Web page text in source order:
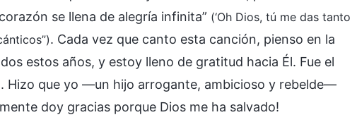
se llena de alegría infinita” (‘Oh Dios, tú me das tanto
. Cada vez que canto esta canción, pienso en la
estos años, y estoy lleno de gratitud hacia Él. Fue el
Hizo que yo —un hijo arrogante, ambicioso y rebelde—
doy gracias porque Dios me ha salvado!